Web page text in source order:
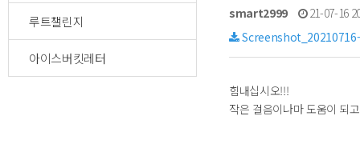
루트챌린지
아이스버킷레터
smart2999
21-07-16
힘내십시오!!!
작은 걸음이나마 도움이 되